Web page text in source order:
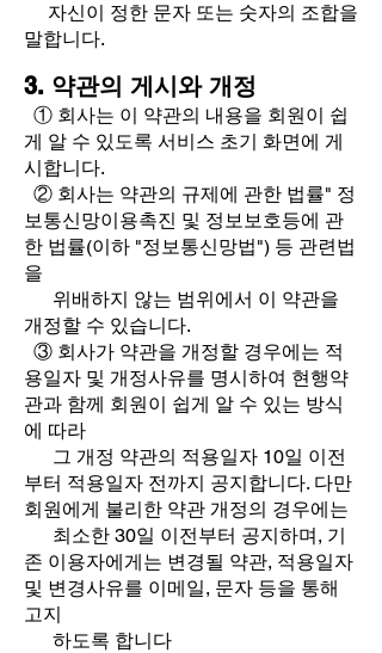
자신이 정한 문자 또는 숫자의 조합을
말합니다.
3. 약관의 게시와 개정
① 회사는 이 약관의 내용을 회원이 쉽
게 알 수 있도록 서비스 초기 화면에 게
시합니다.
② 회사는 약관의 규제에 관한 법률" 정
보통신망이용촉진 및 정보보호등에 관
한 법률(이하 "정보통신망법") 등 관련법
을
위배하지 않는 범위에서 이 약관을
개정할 수 있습니다.
③ 회사가 약관을 개정할 경우에는 적
용일자 및 개정사유를 명시하여 현행약
관과 함께 회원이 쉽게 알 수 있는 방식
에 따라
그 개정 약관의 적용일자 10일 이전
부터 적용일자 전까지 공지합니다. 다만
회원에게 불리한 약관 개정의 경우에는
최소한 30일 이전부터 공지하며, 기
존 이용자에게는 변경될 약관, 적용일자
및 변경사유를 이메일, 문자 등을 통해
고지
하도록 합니다